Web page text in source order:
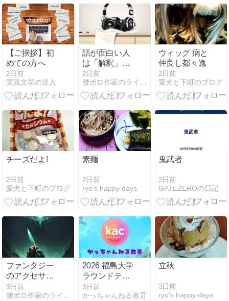
【ご挨拶】初
めての方へ
2日前
実践文学の達人
話が面白い人
は「解釈」が
うまい｜創作
者が鍛えたい
5つの読み方
2日前
腰ボロ作家のライトノベル奮闘記
ウィッグ 病と
仲良し都々逸
2日前
愛犬と下町のブログ
チーズだよ!
2日前
愛犬と下町のブログ
素麺
2日前
ryo's happy days
鬼武者
2日前
GATEZEROの日記
ファンタジー
のアクセサリ
ーの描き方｜
指輪・護符・
3日前
2026 福島大学
ラウンドテー
ブル 発表資料
3日前
かっちゃんねる教育
立秋
3日前
ryo's happy days